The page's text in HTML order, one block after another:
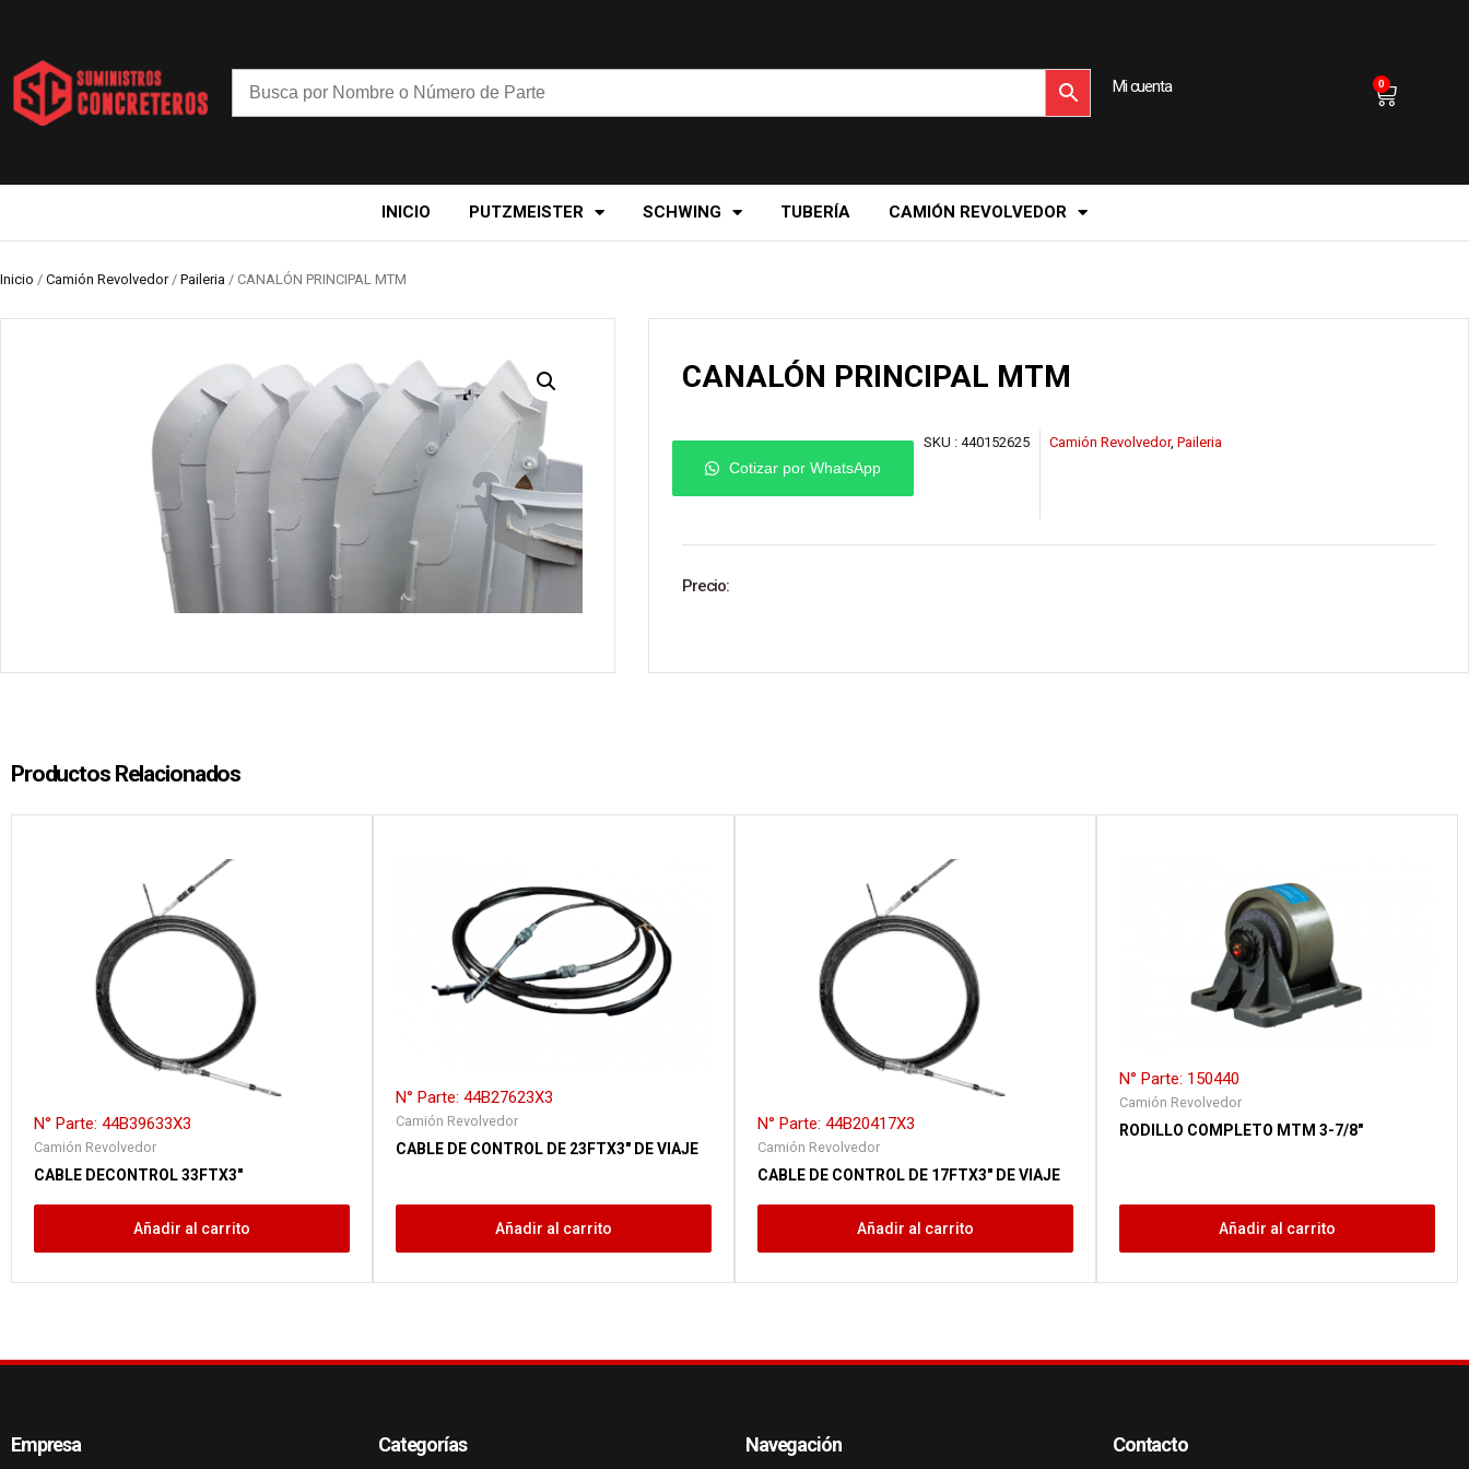
Mi cuenta 0
INICIO PUTZMEISTER SCHWING TUBERÍA CAMIÓN REVOLVEDOR
Inicio / Camión Revolvedor/ Paileria / CANALÓN PRINCIPAL MTM
CANALÓN PRINCIPAL MTM
Cotizar por WhatsApp
SKU :440152625 Camión Revolvedor,Paileria
Precio:
Productos Relacionados
N° Parte: 44B39633X3
Camión Revolvedor
CABLE DECONTROL 33FTX3″
Añadir al carrito
N° Parte: 44B27623X3
Camión Revolvedor
CABLE DE CONTROL DE 23FTX3″ DE VIAJE
Añadir al carrito
N° Parte: 44B20417X3
Camión Revolvedor
CABLE DE CONTROL DE 17FTX3″ DE VIAJE
Añadir al carrito
N° Parte: 150440
Camión Revolvedor
RODILLO COMPLETO MTM 3-7/8″
Añadir al carrito
Empresa Categorías Navegación Contacto